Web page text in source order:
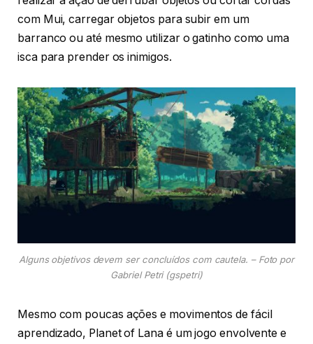
com Mui, carregar objetos para subir em um
barranco ou até mesmo utilizar o gatinho como uma
isca para prender os inimigos.
Alguns objetivos devem ser concluídos com cautela. – Foto por
Gabriel Petri (gspetri)
Mesmo com poucas ações e movimentos de fácil
aprendizado, Planet of Lana é um jogo envolvente e